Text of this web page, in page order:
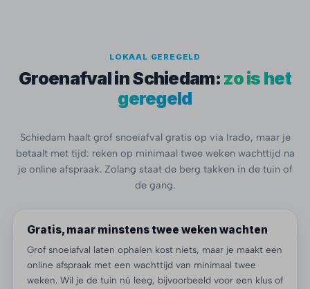
LOKAAL GEREGELD
Groenafval in Schiedam: zo is het
geregeld
Schiedam haalt grof snoeiafval gratis op via Irado, maar je
betaalt met tijd: reken op minimaal twee weken wachttijd na
je online afspraak. Zolang staat de berg takken in de tuin of
de gang.
Gratis, maar minstens twee weken wachten
Grof snoeiafval laten ophalen kost niets, maar je maakt een
online afspraak met een wachttijd van minimaal twee
weken. Wil je de tuin nú leeg, bijvoorbeeld voor een klus of